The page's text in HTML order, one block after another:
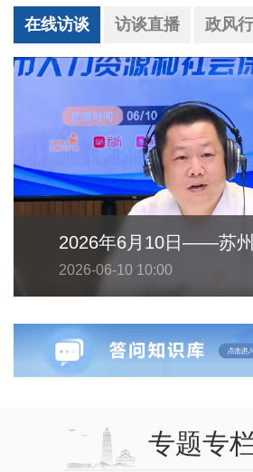
在线访谈 访谈直播 政风
2026-06-10 10:00
专题专